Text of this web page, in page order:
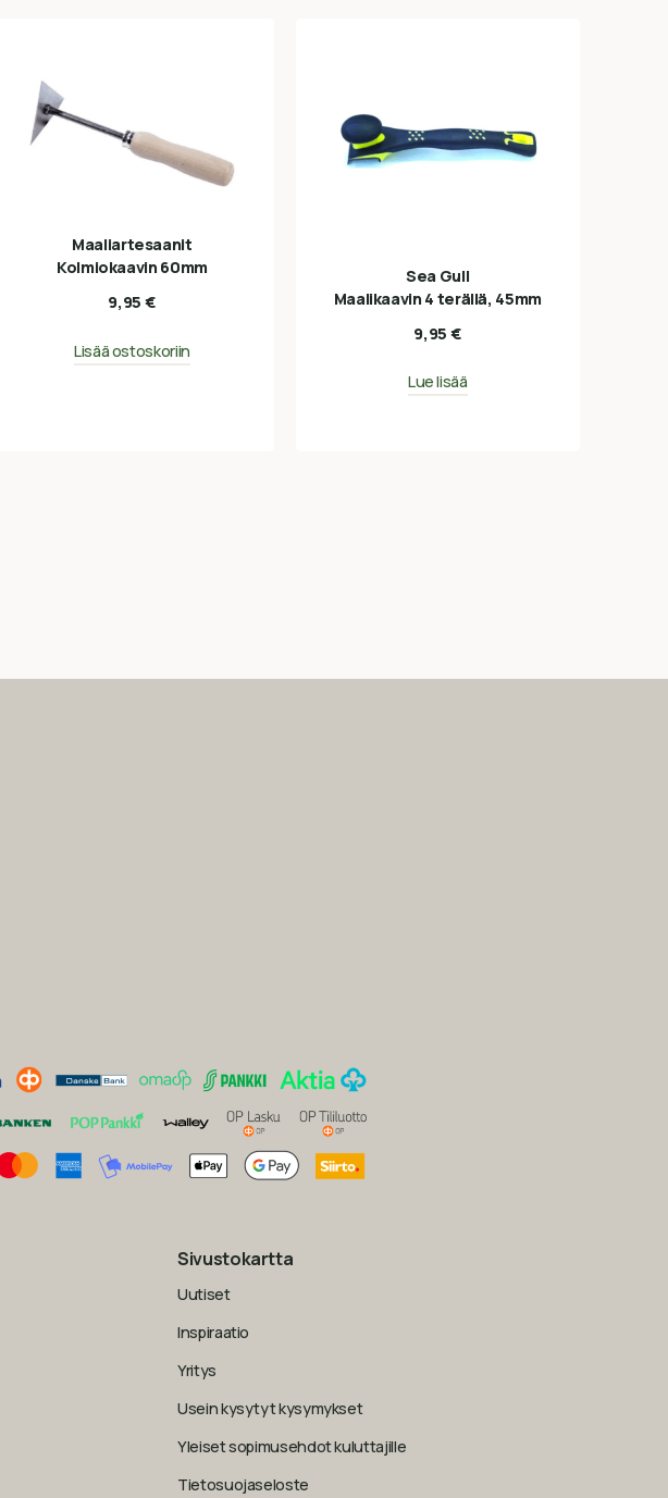
Maaliartesaanit
Kolmiokaavin 60mm
9,95 €
Lisää ostoskoriin
Sea Gull
Maalikaavin 4 terällä, 45mm
9,95 €
Lue lisää
Sivustokartta
Uutiset
Inspiraatio
Yritys
Usein kysytyt kysymykset
Yleiset sopimusehdot kuluttajille
Tietosuojaseloste